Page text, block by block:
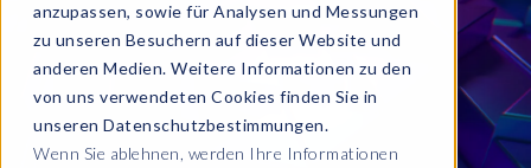
anzupassen, sowie für Analysen und Messungen
zu unseren Besuchern auf dieser Website und
anderen Medien. Weitere Informationen zu den
von uns verwendeten Cookies finden Sie in
unseren Datenschutzbestimmungen.
Wenn Sie ablehnen, werden Ihre Informationen